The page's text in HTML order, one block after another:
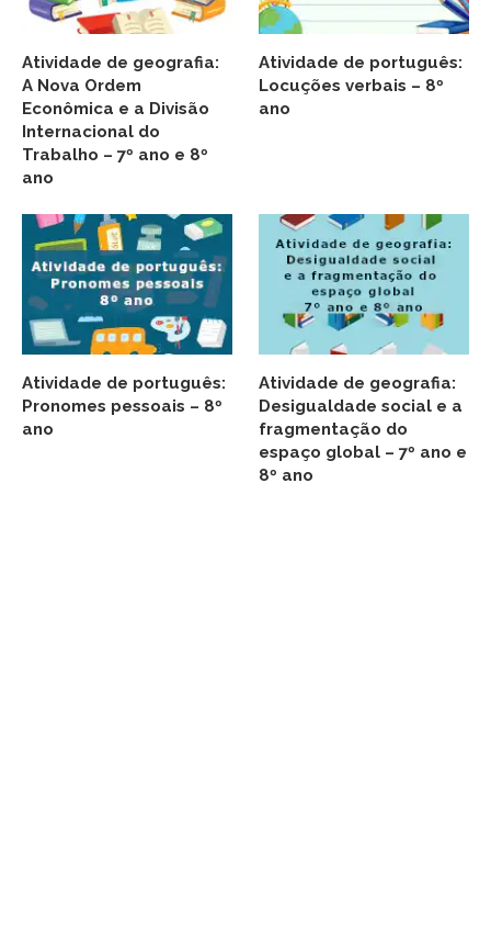
Atividade de geografia:
A Nova Ordem
Econômica e a Divisão
Internacional do
Trabalho – 7º ano e 8º
ano
Atividade de português:
Locuções verbais – 8º
ano
Atividade de português:
Pronomes pessoais – 8º
ano
Atividade de geografia:
Desigualdade social e a
fragmentação do
espaço global – 7º ano e
8º ano